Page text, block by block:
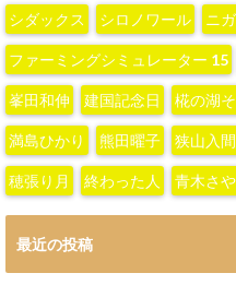
シダックス シロノワール ニ
ファーミングシミュレーター 15
峯田和伸 建国記念日 椛の湖
満島ひかり 熊田曜子 狭山入
穂張り月 終わった人 青木さ
最近の投稿